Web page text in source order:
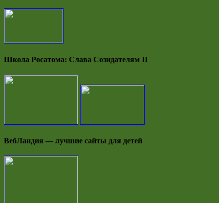
Школа Росатома: Слава Созидателям II
ВебЛандия — лучшие сайты для детей